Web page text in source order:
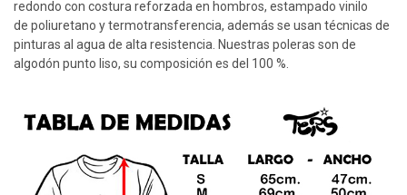
redondo con costura reforzada en hombros, estampado vinilo
de poliuretano y termotransferencia, además se usan técnicas de
pinturas al agua de alta resistencia. Nuestras poleras son de
algodón punto liso, su composición es del 100 %.